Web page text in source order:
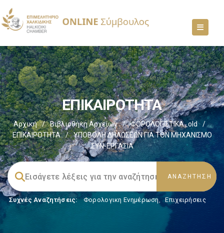
ΕΠΙΚΑΙΡΟΤΗΤΑ
Αρχική / Βιβλιοθήκη Αρχείων / ΦΟΡΟΛΟΓΙΣΤΙΚΑ_old
/
ΕΠΙΚΑΙΡΟΤΗΤΑ
/
ΥΠΟΒΟΛΗ ΔΗΛΩΣΕΩΝ ΓΙΑ ΤΟΝ ΜΗΧΑΝΙΣΜΟ
ΣΥΝ-ΕΡΓΑΣΙΑ
Συχνές Αναζητήσεις: Φορολογικη Ενημέρωση, Επιχειρήσεις